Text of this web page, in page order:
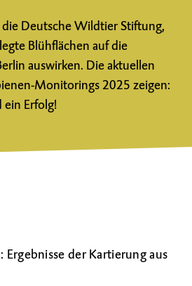
Deutsche Wildtier Stiftung,
Blühflächen auf die
auswirken. Die aktuellen
Monitorings 2025 zeigen:
Erfolg!
der Kartierung aus